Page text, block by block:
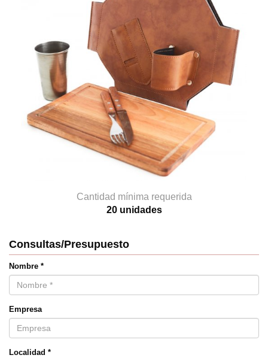
Cantidad mínima requerida
20 unidades
Consultas/Presupuesto
Nombre *
Empresa
Localidad *